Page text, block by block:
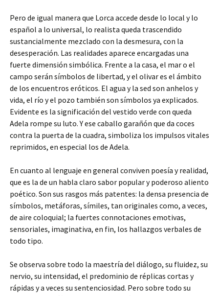
Pero de igual manera que Lorca accede desde lo local y lo
español a lo universal, lo realista queda trascendido
sustancialmente mezclado con la desmesura, con la
desesperación. Las realidades aparece encargadas una
fuerte dimensión simbólica. Frente a la casa, el mar o el
campo serán símbolos de libertad, y el olivar es el ámbito
de los encuentros eróticos. El agua y la sed son anhelos y
vida, el río y el pozo también son símbolos ya explicados.
Evidente es la significación del vestido verde con queda
Adela rompe su luto. Y ese caballo garañón que da coces
contra la puerta de la cuadra, simboliza los impulsos vitales
reprimidos, en especial los de Adela.
En cuanto al lenguaje en general conviven poesía y realidad,
que es la de un habla claro sabor popular y poderoso aliento
poético. Son sus rasgos más patentes: la densa presencia de
símbolos, metáforas, símiles, tan originales como, a veces,
de aire coloquial; la fuertes connotaciones emotivas,
sensoriales, imaginativa, en fin, los hallazgos verbales de
todo tipo.
Se observa sobre todo la maestría del diálogo, su fluidez, su
nervio, su intensidad, el predominio de réplicas cortas y
rápidas y a veces su sentenciosidad. Pero sobre todo su